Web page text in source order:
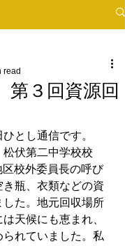
３回資源回
read
ひとし通信です。
伏第二中学校校
校外委員長の呼び
瓶、衣類などの資
た。地元回収場所
天候にも恵まれ、
れていました。私